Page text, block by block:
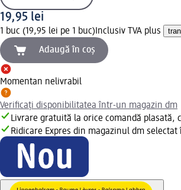
19,95 lei
1 buc (19,95 lei pe 1 buc) Inclusiv TVA plus
Adaugă în coș
Momentan nelivrabil
Verificați disponibilitatea într-un magazin dm
Livrare gratuită la orice comandă plasată,
Ridicare Expres din magazinul dm